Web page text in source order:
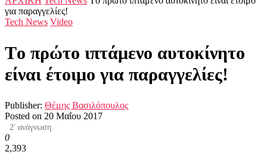
για παραγγελίες!
Tech News Video
Tο πρώτο ιπτάμενο αυτοκίνητο
είναι έτοιμο για παραγγελίες!
Publisher: Θέμης Βασιλόπουλος
Posted on 20 Μαΐου 2017
2′ ανάγνωση
0
2,393